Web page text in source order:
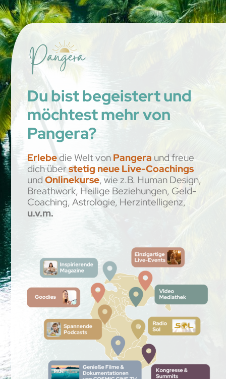
Du bist begeistert und
möchtest mehr von
Pangera?
Erlebedie Welt von Pangera und freue
dich überstetig neue Live-Coachings
und Onlinekurse, wie z.B. Human Design,
Breathwork, Heilige Beziehungen, Geld-
Coaching, Astrologie, Herzintelligenz,
u.v.m.